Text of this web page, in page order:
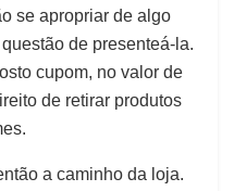
se apropriar de algo
de presenteá-la.
cupom, no valor de
de retirar produtos
a caminho da loja.